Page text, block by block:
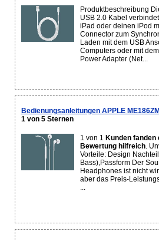
Produktbeschreibung
USB 2.0 Kabel
iPad oder deinen iPod
Connector zum
Laden mit dem USB
Computers oder mit
Power Adapter (Net...
Bedienungsanleitungen APPLE
1 von 5 Sternen
1 von 1 Kunden fanden
Bewertung hilfreich.
Vorteile: Design
Bass),Passform Der
Headphones ist nicht
aber das Preis-
...